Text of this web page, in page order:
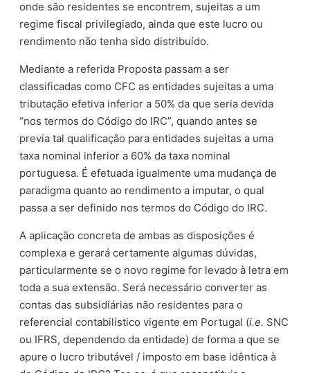
onde são residentes se encontrem, sujeitas a um
regime fiscal privilegiado, ainda que este lucro ou
rendimento não tenha sido distribuído.
Mediante a referida Proposta passam a ser
classificadas como CFC as entidades sujeitas a uma
tributação efetiva inferior a 50% da que seria devida
“nos termos do Código do IRC”, quando antes se
previa tal qualificação para entidades sujeitas a uma
taxa nominal inferior a 60% da taxa nominal
portuguesa. É efetuada igualmente uma mudança de
paradigma quanto ao rendimento a imputar, o qual
passa a ser definido nos termos do Código do IRC.
A aplicação concreta de ambas as disposições é
complexa e gerará certamente algumas dúvidas,
particularmente se o novo regime for levado à letra em
toda a sua extensão. Será necessário converter as
contas das subsidiárias não residentes para o
referencial contabilístico vigente em Portugal (i.e. SNC
ou IFRS, dependendo da entidade) de forma a que se
apure o lucro tributável / imposto em base idêntica à